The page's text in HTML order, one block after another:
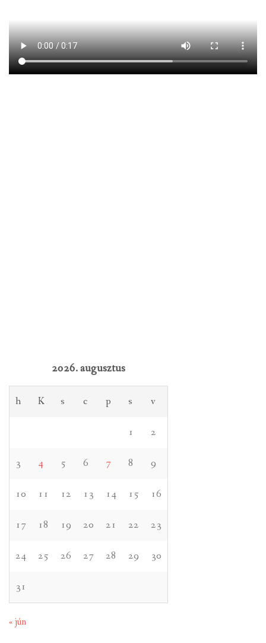
2026. augusztus
h K s c p s v
1 2
3 4 5 6 7 8 9
10 11 12 13 14 15 16
17 18 19 20 21 22 23
24 25 26 27 28 29 30
31
« jún